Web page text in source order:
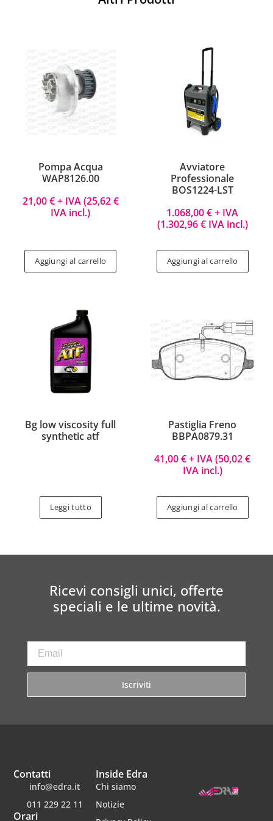
Pompa Acqua
WAP8126.00
21,00€+ IVA (25,62€
IVA incl.)
Aggiungi al carrello
Avviatore
Professionale
BOS1224-LST
1.068,00€+ IVA
(1.302,96€IVA incl.)
Aggiungi al carrello
Bg low viscosity full
synthetic atf
Leggi tutto
Pastiglia Freno
BBPA0879.31
41,00€+ IVA (50,02€
IVA incl.)
Aggiungi al carrello
Ricevi consigli unici, offerte
speciali e le ultime novità.
Iscriviti
Inside Edra
Chi siamo
Notizie
Contatti
info@edra.it
011 229 22 11
Orari